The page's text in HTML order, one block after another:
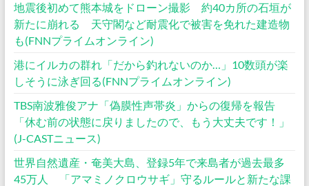
地震後初めて熊本城をドローン撮影 約40カ所の石垣が
新たに崩れる 天守閣など耐震化で被害を免れた建造物
も(FNNプライムオンライン)
港にイルカの群れ「だから釣れないのか…」10数頭が楽
しそうに泳ぎ回る(FNNプライムオンライン)
TBS南波雅俊アナ「偽膜性声帯炎」からの復帰を報告
「休む前の状態に戻りましたので、もう大丈夫です！」
(J-CASTニュース)
世界自然遺産・奄美大島、登録5年で来島者が過去最多
45万人 「アマミノクロウサギ」守るルールと新たな課